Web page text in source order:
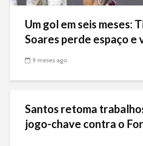
Um gol em seis meses:
Soares perde espaço e
9 meses ago
Santos retoma
jogo-chave contra o